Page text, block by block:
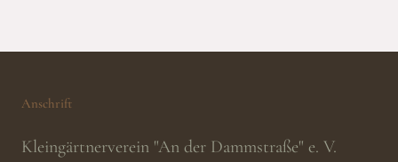
Anschrift
Kleingärtnerverein "An der Dammstraße" e. V.